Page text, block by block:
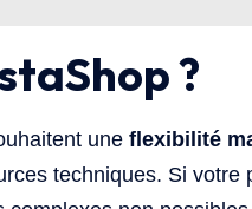
?
une flexibilité
techniques. Si votre